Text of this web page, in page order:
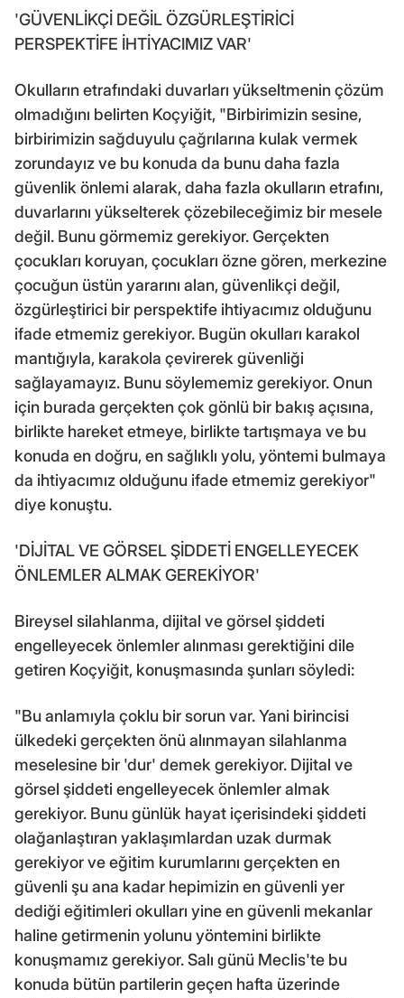
'GÜVENLİKÇİ DEĞİL ÖZGÜRLEŞTİRİCİ
PERSPEKTİFE İHTİYACIMIZ VAR'
Okulların etrafındaki duvarları yükseltmenin çözüm
olmadığını belirten Koçyiğit, "Birbirimizin sesine,
birbirimizin sağduyulu çağrılarına kulak vermek
zorundayız ve bu konuda da bunu daha fazla
güvenlik önlemi alarak, daha fazla okulların etrafını,
duvarlarını yükselterek çözebileceğimiz bir mesele
değil. Bunu görmemiz gerekiyor. Gerçekten
çocukları koruyan, çocukları özne gören, merkezine
çocuğun üstün yararını alan, güvenlikçi değil,
özgürleştirici bir perspektife ihtiyacımız olduğunu
ifade etmemiz gerekiyor. Bugün okulları karakol
mantığıyla, karakola çevirerek güvenliği
sağlayamayız. Bunu söylememiz gerekiyor. Onun
için burada gerçekten çok gönlü bir bakış açısına,
birlikte hareket etmeye, birlikte tartışmaya ve bu
konuda en doğru, en sağlıklı yolu, yöntemi bulmaya
da ihtiyacımız olduğunu ifade etmemiz gerekiyor"
diye konuştu.
'DİJİTAL VE GÖRSEL ŞİDDETİ ENGELLEYECEK
ÖNLEMLER ALMAK GEREKİYOR'
Bireysel silahlanma, dijital ve görsel şiddeti
engelleyecek önlemler alınması gerektiğini dile
getiren Koçyiğit, konuşmasında şunları söyledi:
"Bu anlamıyla çoklu bir sorun var. Yani birincisi
ülkedeki gerçekten önü alınmayan silahlanma
meselesine bir 'dur' demek gerekiyor. Dijital ve
görsel şiddeti engelleyecek önlemler almak
gerekiyor. Bunu günlük hayat içerisindeki şiddeti
olağanlaştıran yaklaşımlardan uzak durmak
gerekiyor ve eğitim kurumlarını gerçekten en
güvenli şu ana kadar hepimizin en güvenli yer
dediği eğitimleri okulları yine en güvenli mekanlar
haline getirmenin yolunu yöntemini birlikte
konuşmamız gerekiyor. Salı günü Meclis'te bu
konuda bütün partilerin geçen hafta üzerinde